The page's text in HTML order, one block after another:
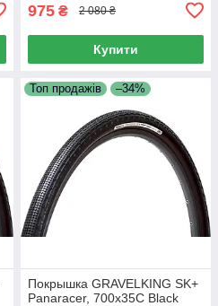
975 ₴ 2 080 ₴
Купити
Топ продажів –34%
Покрышка GRAVELKING SK+
Panaracer, 700x35C Black